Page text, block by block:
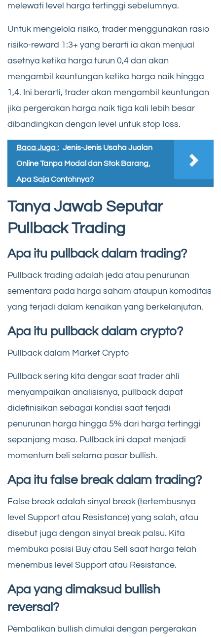
melewati level harga tertinggi sebelumnya.
Untuk mengelola risiko, trader menggunakan rasio
risiko-reward 1:3+ yang berarti ia akan menjual
asetnya ketika harga turun 0,4 dan akan
mengambil keuntungan ketika harga naik hingga
1,4. Ini berarti, trader akan mengambil keuntungan
jika pergerakan harga naik tiga kali lebih besar
dibandingkan dengan level untuk stop loss.
Baca Juga : Jenis-Jenis Usaha Jualan
Online Tanpa Modal dan Stok Barang,
Apa Saja Contohnya?
Tanya Jawab Seputar
Pullback Trading
Apa itu pullback dalam trading?
Pullback trading adalah jeda atau penurunan
sementara pada harga saham ataupun komoditas
yang terjadi dalam kenaikan yang berkelanjutan.
Apa itu pullback dalam crypto?
Pullback dalam Market Crypto
Pullback sering kita dengar saat trader ahli
menyampaikan analisisnya, pullback dapat
didefinisikan sebagai kondisi saat terjadi
penurunan harga hingga 5% dari harga tertinggi
sepanjang masa. Pullback ini dapat menjadi
momentum beli selama pasar bullish.
Apa itu false break dalam trading?
False break adalah sinyal break (tertembusnya
level Support atau Resistance) yang salah, atau
disebut juga dengan sinyal break palsu. Kita
membuka posisi Buy atau Sell saat harga telah
menembus level Support atau Resistance.
Apa yang dimaksud bullish
reversal?
Pembalikan bullish dimulai dengan pergerakan